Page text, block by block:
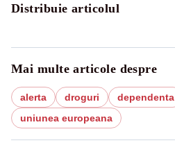
Distribuie articolul
Mai multe articole despre
alerta droguri dependenta
uniunea europeana